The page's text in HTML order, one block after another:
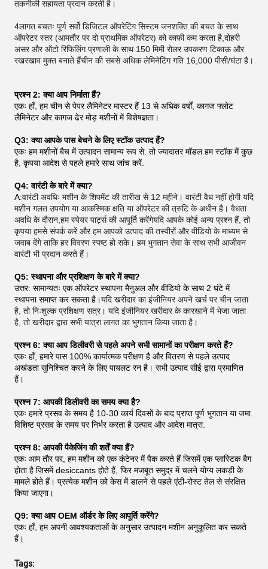
तकनीकी सहायता प्रदान करती है।
4लागत बचतः पूर्ण सर्वो डिजिटल ऑपरेटिंग सिस्टम जनशक्ति की बचत के साथ
ऑपरेटर स्तर (आमतौर पर दो प्राथमिक ऑपरेटर) को काफी कम करता है,दोहरी
असर और ऑटो रिफिलिंग प्रणाली के साथ 150 मिमी रोलर उपकरण टिकाऊ और
रखरखाव मुक्त बनाते हैंचीन की सबसे अधिक लेमिनेटिंग गति 16,000 पीसी/घंटा है।
प्रश्न 2: क्या आप निर्माता हैं?
एकः हाँ, हम चीन से पेपर लैमिनेटर मास्टर हैं 13 से अधिक वर्षों, कागज फ्लोट
लैमिनेटर और कागज ढेर मोड़ मशीनों में विशेषज्ञता।
Q3: क्या आपके पास बेचने के लिए स्टॉक उत्पाद हैं?
एकः हम मशीनों बैच में उत्पादन सामान्य रूप से. तो ज्यादातर मॉडल हम स्टॉक में कुछ
है, कृपया आदेश से पहले हमारे साथ जांच करें.
Q4: वारंटी के बारे में क्या?
A:वारंटी अवधिः मशीन के शिपमेंट की तारीख से 12 महीने। वारंटी वैध नहीं होगी यदि
मशीन गलत उपयोग या आकस्मिक क्षति या ऑपरेटर की त्रुटि के अधीन है। वैधता
अवधि के दौरान,हम स्पेयर पार्ट्स की आपूर्ति करेंगेयदि आपके कोई अन्य प्रश्न हैं, तो
कृपया हमसे संपर्क करें और हम आपको उत्पाद की तस्वीरों और वीडियो के माध्यम से
जवाब देंगे ताकि हर विवरण स्पष्ट हो सके। हम भुगतान सेवा के साथ सभी आजीवन
वारंटी भी प्रदान करते हैं।
Q5: स्थापना और प्रशिक्षण के बारे में क्या?
उत्तर: सामान्यतः एक ऑपरेटर स्थापना मैनुअल और वीडियो के साथ 2 घंटे में
स्थापना समाप्त कर सकता है।यदि खरीदार का इंजीनियर अपने खर्च पर चीन जाता
है, तो निःशुल्क प्रशिक्षण सत्र। यदि इंजीनियर खरीदार के कारखाने में भेजा जाता
है, तो खरीदार द्वारा सभी यात्रा लागत का भुगतान किया जाता है।
प्रश्न 6: क्या आप डिलीवरी से पहले अपने सभी सामानों का परीक्षण करते हैं?
एकः हाँ, हमारे पास 100% कार्यात्मक परीक्षण है और वितरण से पहले उत्पाद
अखंडता सुनिश्चित करने के लिए पायलट रन है। सभी उत्पाद सीई द्वारा प्रमाणित
हैं।
प्रश्न 7: आपकी डिलीवरी का समय क्या है?
एकः हमारे प्रसव के समय है 10-30 कार्य दिवसों के बाद प्राप्त पूर्ण भुगतान या जमा.
विशिष्ट प्रसव के समय पर निर्भर करता है उत्पाद और आदेश मात्रा.
प्रश्न 8: आपकी पैकेजिंग की शर्तें क्या हैं?
एकः आम तौर पर, हम मशीन को एक कंटेनर में पैक करते हैं जिसमें एक प्लास्टिक बैग
होता है जिसमें desiccants होते हैं, फिर मजबूत समुद्र में चलने योग्य लकड़ी के
मामले होते हैं। प्रत्येक मशीन को केस में डालने से पहले एंटी-रोस्ट तेल से संरक्षित
किया जाएगा।
Q9: क्या आप OEM ऑर्डर के लिए आपूर्ति करेंगे?
एकः हाँ, हम अपनी आवश्यकताओं के अनुसार उत्पादन मशीन अनुकूलित कर सकते
हैं।
Tags: